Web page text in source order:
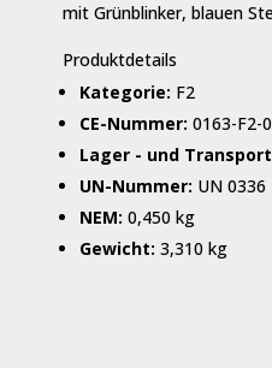
mit Grünblinker, blauen
Produktdetails
Kategorie: F2
CE-Nummer: 0163-F2-
Lager - und
UN-Nummer: UN 0336
NEM: 0,450 kg
Gewicht: 3,310 kg